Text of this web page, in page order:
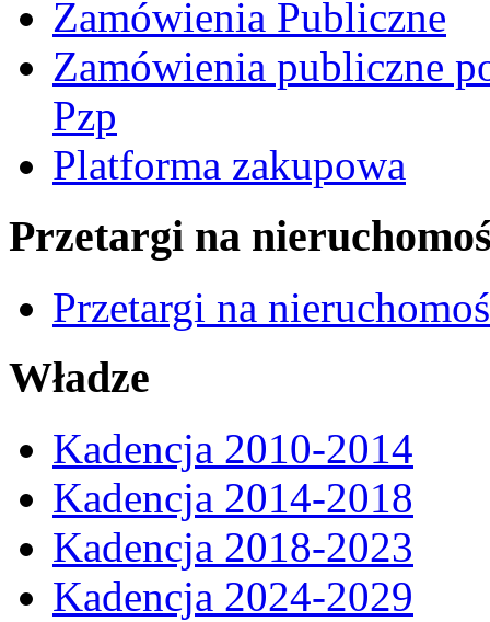
Zamówienia Publiczne
Zamówienia publiczne
Pzp
Platforma zakupowa
Przetargi na
Przetargi na
Władze
Kadencja 2010-2014
Kadencja 2014-2018
Kadencja 2018-2023
Kadencja 2024-2029